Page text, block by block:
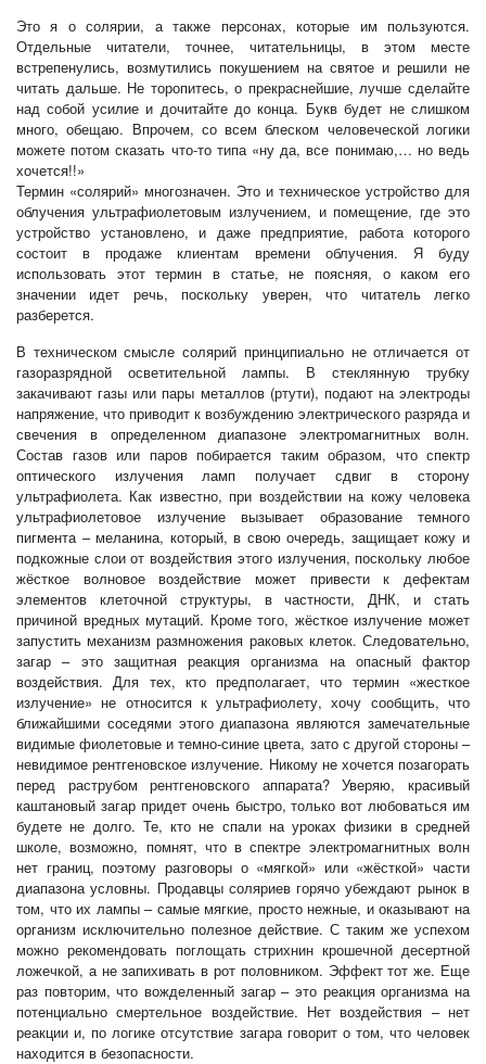
Это я о солярии, а также персонах, которые им пользуются.
Отдельные читатели, точнее, читательницы, в этом месте
встрепенулись, возмутились покушением на святое и решили не
читать дальше. Не торопитесь, о прекраснейшие, лучше сделайте
над собой усилие и дочитайте до конца. Букв будет не слишком
много, обещаю. Впрочем, со всем блеском человеческой логики
можете потом сказать что-то типа «ну да, все понимаю,… но ведь
хочется!!»
Термин «солярий» многозначен. Это и техническое устройство для
облучения ультрафиолетовым излучением, и помещение, где это
устройство установлено, и даже предприятие, работа которого
состоит в продаже клиентам времени облучения. Я буду
использовать этот термин в статье, не поясняя, о каком его
значении идет речь, поскольку уверен, что читатель легко
разберется.
В техническом смысле солярий принципиально не отличается от
газоразрядной осветительной лампы. В стеклянную трубку
закачивают газы или пары металлов (ртути), подают на электроды
напряжение, что приводит к возбуждению электрического разряда и
свечения в определенном диапазоне электромагнитных волн.
Состав газов или паров побирается таким образом, что спектр
оптического излучения ламп получает сдвиг в сторону
ультрафиолета. Как известно, при воздействии на кожу человека
ультрафиолетовое излучение вызывает образование темного
пигмента – меланина, который, в свою очередь, защищает кожу и
подкожные слои от воздействия этого излучения, поскольку любое
жёсткое волновое воздействие может привести к дефектам
элементов клеточной структуры, в частности, ДНК, и стать
причиной вредных мутаций. Кроме того, жёсткое излучение может
запустить механизм размножения раковых клеток. Следовательно,
загар – это защитная реакция организма на опасный фактор
воздействия. Для тех, кто предполагает, что термин «жесткое
излучение» не относится к ультрафиолету, хочу сообщить, что
ближайшими соседями этого диапазона являются замечательные
видимые фиолетовые и темно-синие цвета, зато с другой стороны –
невидимое рентгеновское излучение. Никому не хочется позагорать
перед раструбом рентгеновского аппарата? Уверяю, красивый
каштановый загар придет очень быстро, только вот любоваться им
будете не долго. Те, кто не спали на уроках физики в средней
школе, возможно, помнят, что в спектре электромагнитных волн
нет границ, поэтому разговоры о «мягкой» или «жёсткой» части
диапазона условны. Продавцы соляриев горячо убеждают рынок в
том, что их лампы – самые мягкие, просто нежные, и оказывают на
организм исключительно полезное действие. С таким же успехом
можно рекомендовать поглощать стрихнин крошечной десертной
ложечкой, а не запихивать в рот половником. Эффект тот же. Еще
раз повторим, что вожделенный загар – это реакция организма на
потенциально смертельное воздействие. Нет воздействия – нет
реакции и, по логике отсутствие загара говорит о том, что человек
находится в безопасности.